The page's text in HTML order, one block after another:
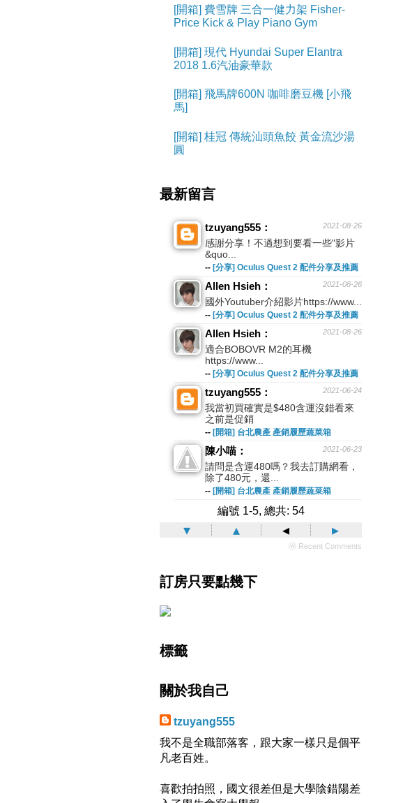
[開箱] 費雪牌 三合一健力架 Fisher-
Price Kick & Play Piano Gym
[開箱] 現代 Hyundai Super Elantra
2018 1.6汽油豪華款
[開箱] 飛馬牌600N 咖啡磨豆機 [小飛
馬]
[開箱] 桂冠 傳統汕頭魚餃 黃金流沙湯
圓
最新留言
2021-08-26
tzuyang555：
感謝分享！不過想到要看一些"影片
&quo...
-- [分享] Oculus Quest 2 配件分享及推薦
2021-08-26
Allen Hsieh：
國外Youtuber介紹影片https://www...
-- [分享] Oculus Quest 2 配件分享及推薦
2021-08-26
Allen Hsieh：
適合BOBOVR M2的耳機
https://www...
-- [分享] Oculus Quest 2 配件分享及推薦
2021-06-24
tzuyang555：
我當初買確實是$480含運沒錯看來
之前是促銷
-- [開箱] 台北農產 產銷履歷蔬菜箱
2021-06-23
陳小喵：
請問是含運480嗎？我去訂購網看，
除了480元，還...
-- [開箱] 台北農產 產銷履歷蔬菜箱
編號 1-5, 總共: 54
▾ ▴ ◂ ▸
ⓦ Recent Comments
訂房只要點幾下
標籤
關於我自己
tzuyang555
我不是全職部落客，跟大家一樣只是個平
凡老百姓。
喜歡拍拍照，國文很差但是大學陰錯陽差